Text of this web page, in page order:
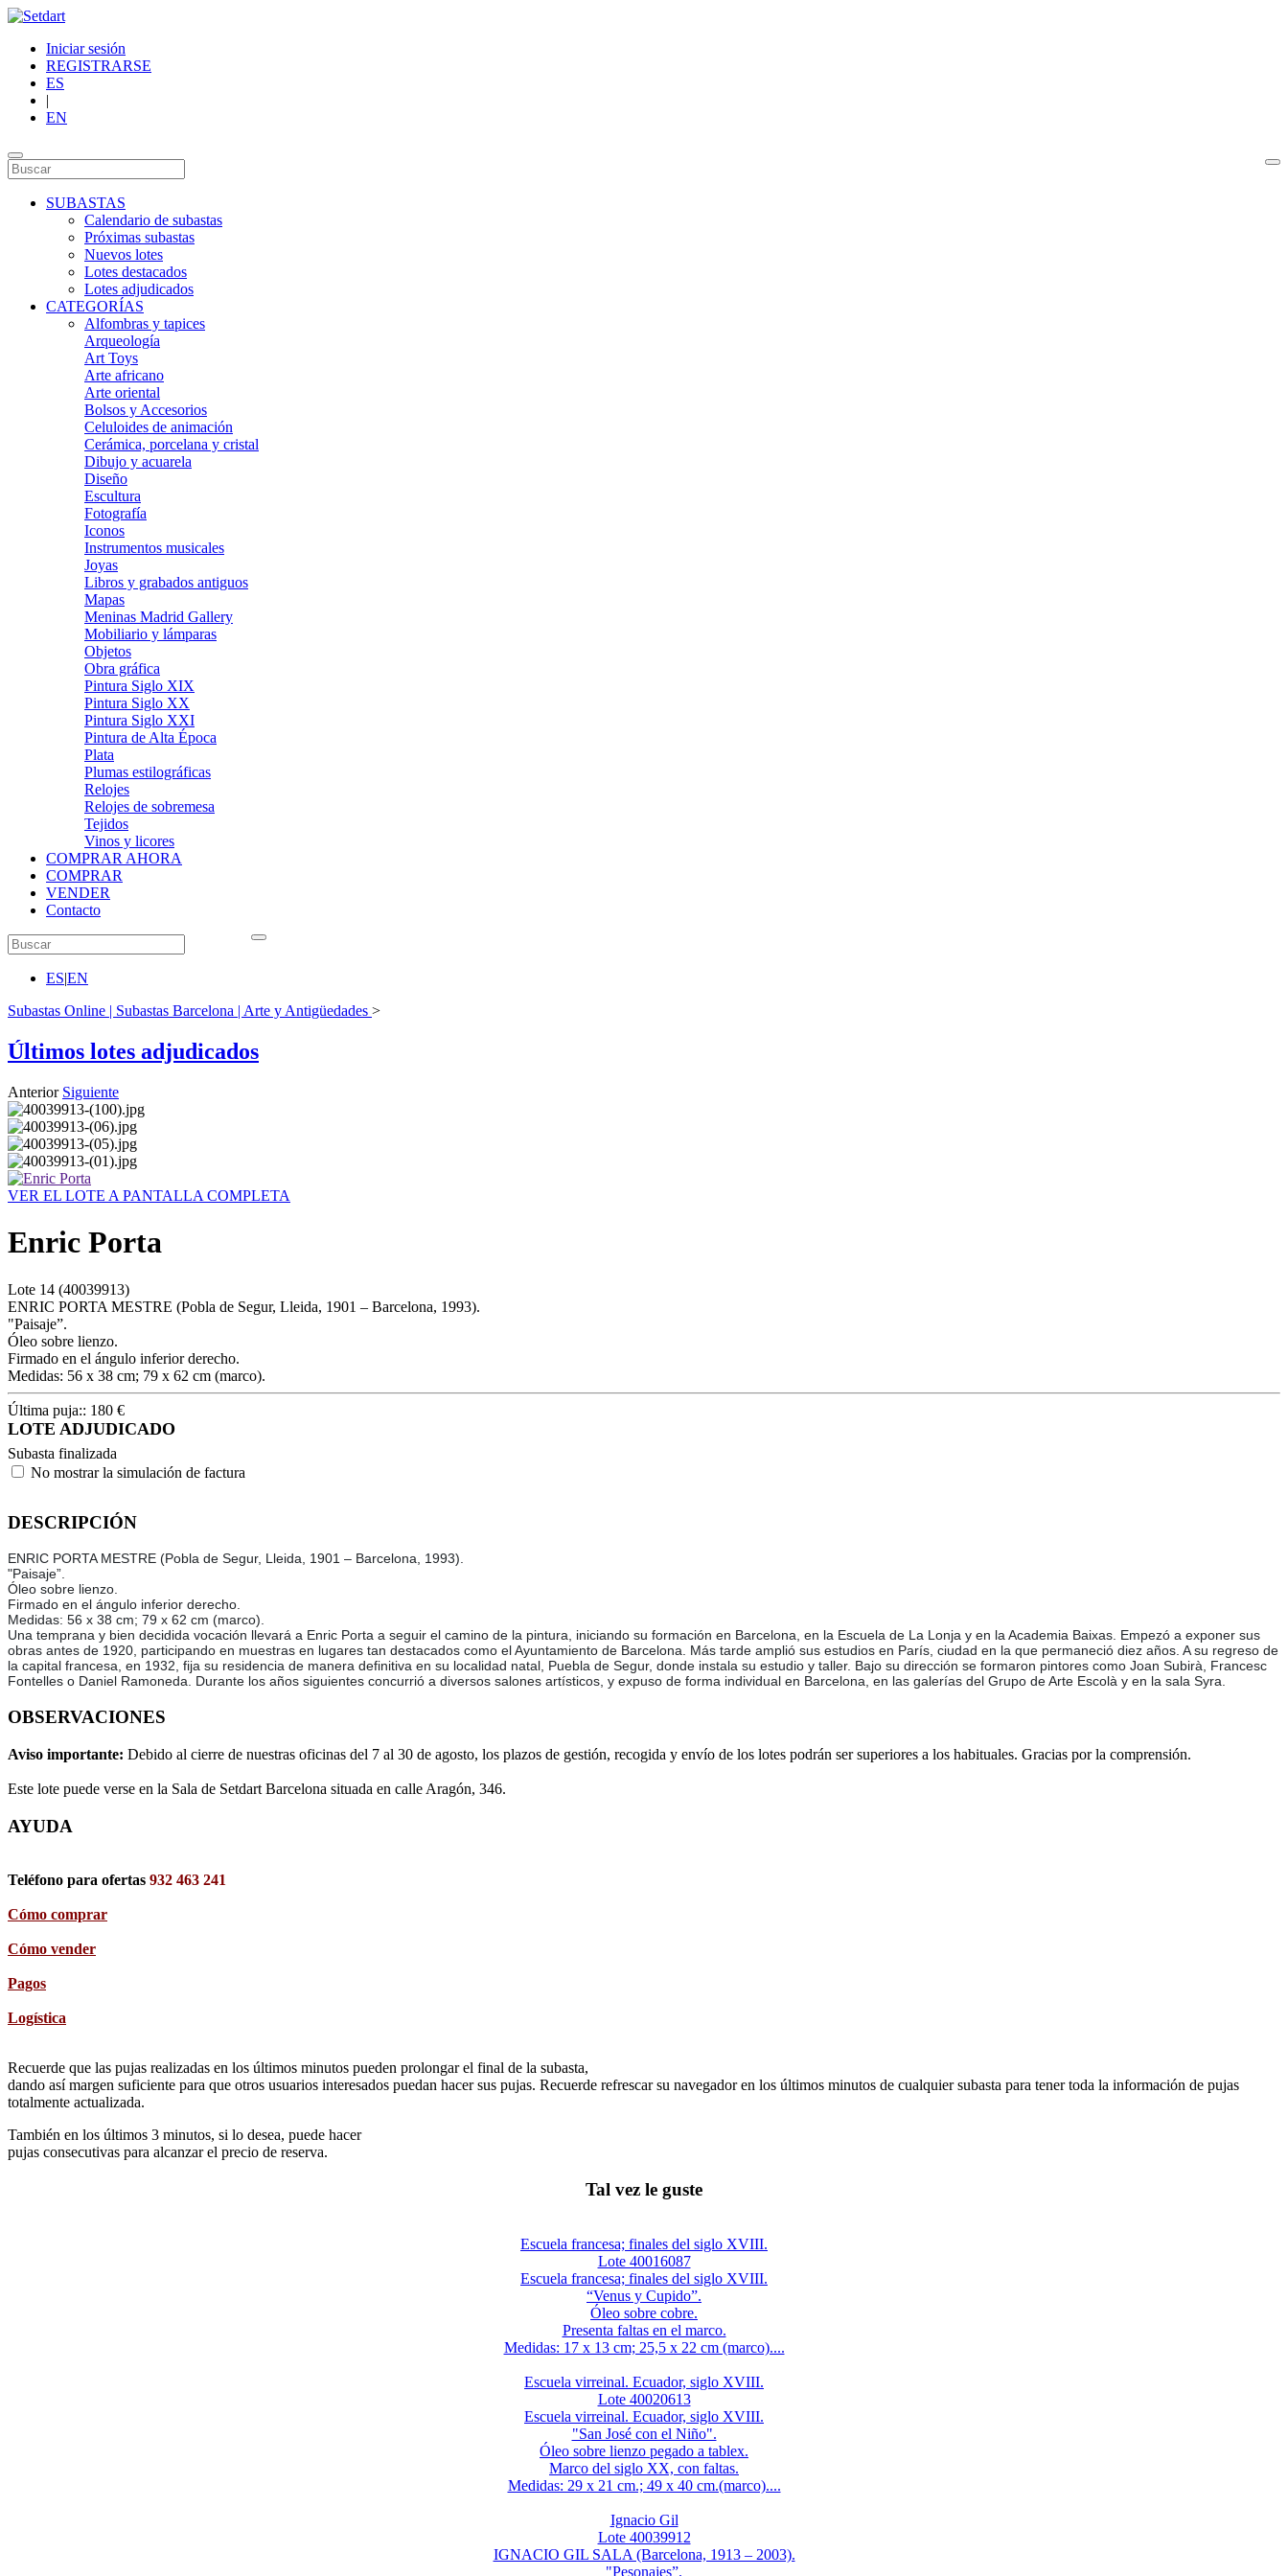
Iniciar sesión
REGISTRARSE
ES
|
EN
SUBASTAS
Calendario de subastas
Próximas subastas
Nuevos lotes
Lotes destacados
Lotes adjudicados
CATEGORÍAS
Alfombras y tapices
Arqueología
Art Toys
Arte africano
Arte oriental
Bolsos y Accesorios
Celuloides de animación
Cerámica, porcelana y cristal
Dibujo y acuarela
Diseño
Escultura
Fotografía
Iconos
Instrumentos musicales
Joyas
Libros y grabados antiguos
Mapas
Meninas Madrid Gallery
Mobiliario y lámparas
Objetos
Obra gráfica
Pintura Siglo XIX
Pintura Siglo XX
Pintura Siglo XXI
Pintura de Alta Época
Plata
Plumas estilográficas
Relojes
Relojes de sobremesa
Tejidos
Vinos y licores
COMPRAR AHORA
COMPRAR
VENDER
Contacto
ES|EN
Subastas Online | Subastas Barcelona | Arte y Antigüedades >
Últimos lotes adjudicados
Anterior Siguiente
VER EL LOTE A PANTALLA COMPLETA
Enric Porta
Lote 14 (40039913)
ENRIC PORTA MESTRE (Pobla de Segur, Lleida, 1901 – Barcelona, 1993).
"Paisaje”.
Óleo sobre lienzo.
Firmado en el ángulo inferior derecho.
Medidas: 56 x 38 cm; 79 x 62 cm (marco).
Última puja:: 180 €
LOTE ADJUDICADO
Subasta finalizada
No mostrar la simulación de factura
DESCRIPCIÓN
ENRIC PORTA MESTRE (Pobla de Segur, Lleida, 1901 – Barcelona, 1993).
"Paisaje”.
Óleo sobre lienzo.
Firmado en el ángulo inferior derecho.
Medidas: 56 x 38 cm; 79 x 62 cm (marco).
Una temprana y bien decidida vocación llevará a Enric Porta a seguir el camino de la pintura, iniciando su formación en Barcelona, en la Escuela de La Lonja y en la Academia Baixas. Empezó a exponer sus
obras antes de 1920, participando en muestras en lugares tan destacados como el Ayuntamiento de Barcelona. Más tarde amplió sus estudios en París, ciudad en la que permaneció diez años. A su regreso de
la capital francesa, en 1932, fija su residencia de manera definitiva en su localidad natal, Puebla de Segur, donde instala su estudio y taller. Bajo su dirección se formaron pintores como Joan Subirà, Francesc
Fontelles o Daniel Ramoneda. Durante los años siguientes concurrió a diversos salones artísticos, y expuso de forma individual en Barcelona, en las galerías del Grupo de Arte Escolà y en la sala Syra.
OBSERVACIONES
Aviso importante: Debido al cierre de nuestras oficinas del 7 al 30 de agosto, los plazos de gestión, recogida y envío de los lotes podrán ser superiores a los habituales. Gracias por la comprensión.
Este lote puede verse en la Sala de Setdart Barcelona situada en calle Aragón, 346.
AYUDA
Teléfono para ofertas 932 463 241
Cómo comprar
Cómo vender
Pagos
Logística
Recuerde que las pujas realizadas en los últimos minutos pueden prolongar el final de la subasta,
dando así margen suficiente para que otros usuarios interesados puedan hacer sus pujas. Recuerde refrescar su navegador en los últimos minutos de cualquier subasta para tener toda la información de pujas
totalmente actualizada.
También en los últimos 3 minutos, si lo desea, puede hacer
pujas consecutivas para alcanzar el precio de reserva.
Tal vez le guste
Escuela francesa; finales del siglo XVIII.
Lote 40016087
Escuela francesa; finales del siglo XVIII.
“Venus y Cupido”.
Óleo sobre cobre.
Presenta faltas en el marco.
Medidas: 17 x 13 cm; 25,5 x 22 cm (marco)....
Escuela virreinal. Ecuador, siglo XVIII.
Lote 40020613
Escuela virreinal. Ecuador, siglo XVIII.
"San José con el Niño".
Óleo sobre lienzo pegado a tablex.
Marco del siglo XX, con faltas.
Medidas: 29 x 21 cm.; 49 x 40 cm.(marco)....
Ignacio Gil
Lote 40039912
IGNACIO GIL SALA (Barcelona, 1913 – 2003).
"Pesonajes”.